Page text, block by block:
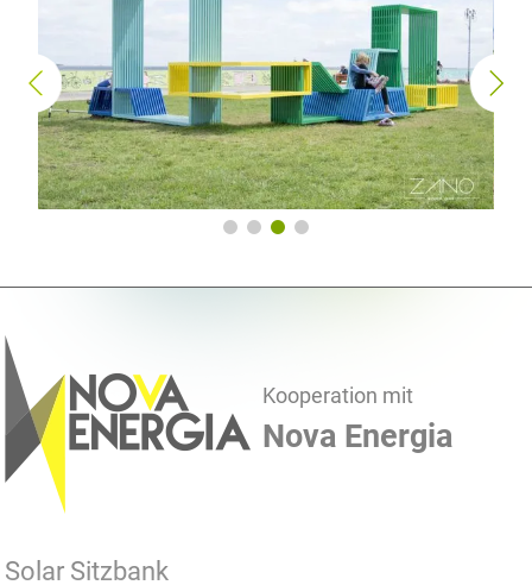
und produzieren. Die komplexe, sowie vielteilige Konstruktion
wurde an der gdinger Küste aufgestellt im Rahmen des Projektes
„Trawa do Rzeczy“ organisiert durch das Centrum Designu
Gdynia. Die Konstruktion ist aus Edelstahl, welches verzinkt und in
verschiedene Farben pulverbeschichtet wurde.
Kooperation mit
Nova Energia
Solar Sitzbank